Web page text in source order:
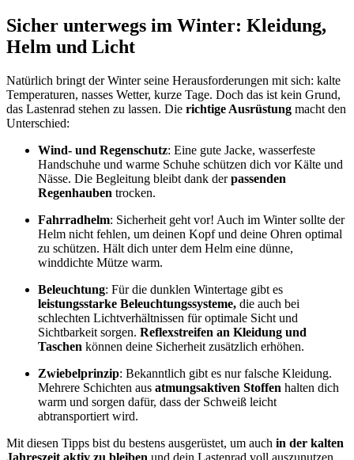
Sicher unterwegs im Winter: Kleidung,
Helm und Licht
Natürlich bringt der Winter seine Herausforderungen mit sich: kalte
Temperaturen, nasses Wetter, kurze Tage. Doch das ist kein Grund,
das Lastenrad stehen zu lassen. Die richtige Ausrüstung macht den
Unterschied:
Wind- und Regenschutz: Eine gute Jacke, wasserfeste
Handschuhe und warme Schuhe schützen dich vor Kälte und
Nässe. Die Begleitung bleibt dank derpassenden
Regenhauben trocken.
Fahrradhelm: Sicherheit geht vor! Auch im Winter sollte der
Helm nicht fehlen, um deinen Kopf und deine Ohren optimal
zu schützen. Hält dich unter dem Helm eine dünne,
winddichte Mütze warm.
Beleuchtung: Für die dunklen Wintertage gibt es
leistungsstarke Beleuchtungssysteme, die auch bei
schlechten Lichtverhältnissen für optimale Sicht und
Sichtbarkeit sorgen. Reflexstreifen an Kleidung und
Taschen können deine Sicherheit zusätzlich erhöhen.
Zwiebelprinzip: Bekanntlich gibt es nur falsche Kleidung.
Mehrere Schichten aus atmungsaktiven Stoffen halten dich
warm und sorgen dafür, dass der Schweiß leicht
abtransportiert wird.
Mit diesen Tipps bist du bestens ausgerüstet, um auch in der kalten